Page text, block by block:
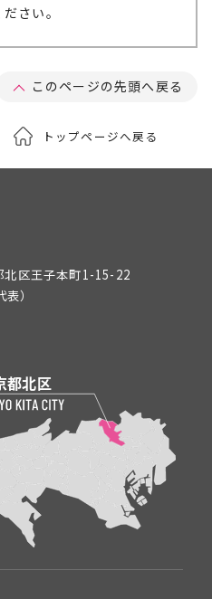
さい。
このページの先頭へ戻る
トップページへ戻る
区王子本町1-15-22
表）